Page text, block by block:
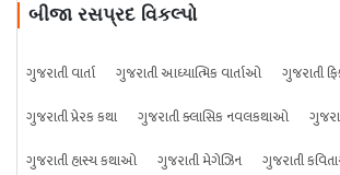
બીજા રસપ્રદ વિકલ્પો
ગુજરાતી વાર્તા ગુજરાતી આધ્યાત્મિક વાર્તાઓ
ગુજરાતી
ગુજરાતી પ્રેરક કથા
ગુજરાતી ક્લાસિક નવલકથાઓ
ગુજરાતી હાસ્ય કથાઓ
ગુજરાતી મેગેઝિન
ગુજરાતી